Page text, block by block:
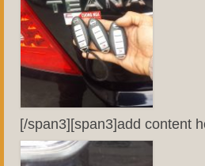
[/span3][span3]add content